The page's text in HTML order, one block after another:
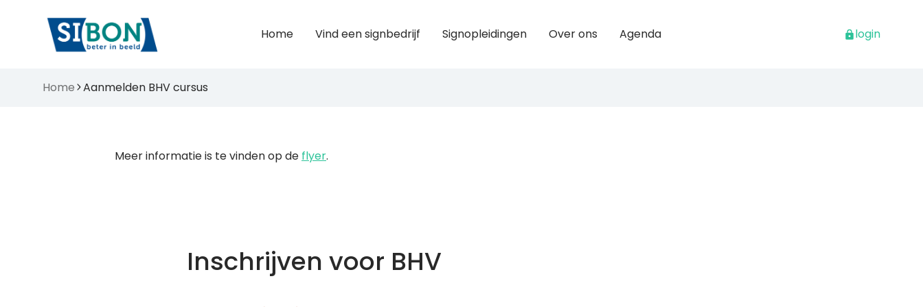
Home Vind een signbedrijf Signopleidingen Over ons Agenda login
Home Aanmelden BHV cursus
Meer informatie is te vinden op de flyer.
Inschrijven voor BHV